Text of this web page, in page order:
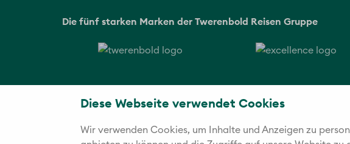
Diese Webseite verwendet Cookies
Wir verwenden Cookies, um Inhalte und Anzeigen zu
Die fünf starken Marken der Twerenbold Reisen Gruppe